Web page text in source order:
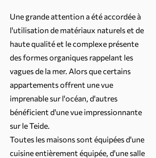
Une grande attention a été accordée à
l'utilisation de matériaux naturels et de
haute qualité et le complexe présente
des formes organiques rappelant les
vagues de la mer. Alors que certains
appartements offrent une vue
imprenable sur l'océan, d'autres
bénéficient d'une vue impressionnante
sur le Teide.
Toutes les maisons sont équipées d'une
cuisine entièrement équipée, d'une salle